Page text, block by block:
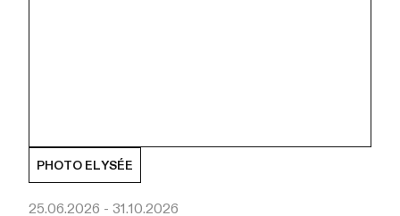
PHOTO ELYSÉE
25.06.2026 - 31.10.2026